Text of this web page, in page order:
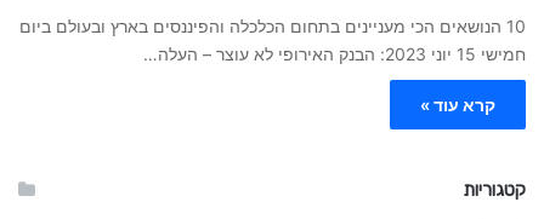
10 הנושאים הכי מעניינים בתחום הכלכלה והפיננסים בארץ ובעולם ביום
חמישי 15 יוני 2023: הבנק האירופי לא עוצר – העלה…
קרא עוד »
קטגוריות